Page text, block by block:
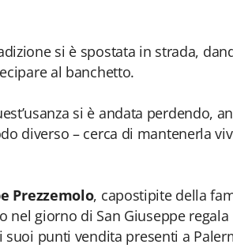
si è spostata in strada,
al banchetto.
si è andata perdendo,
diverso – cerca di mantenerla
Prezzemolo, capostipite della
nel giorno di San Giuseppe
punti vendita presenti a